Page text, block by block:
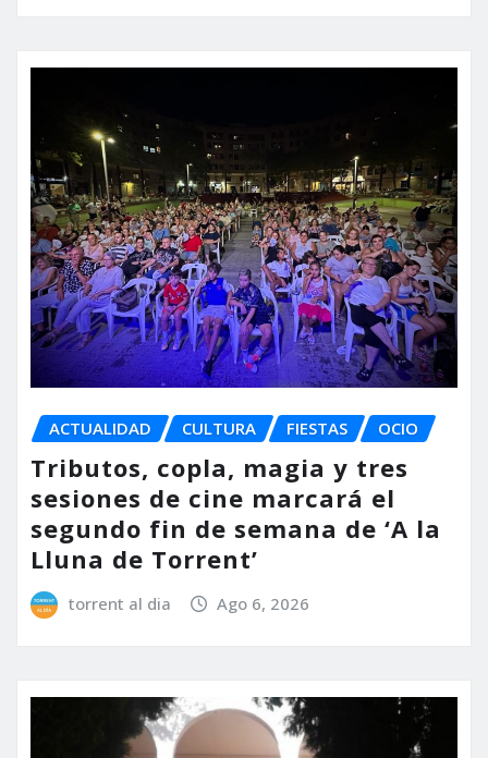
ACTUALIDAD CULTURA FIESTAS OCIO
Tributos, copla, magia y tres
sesiones de cine marcará el
segundo fin de semana de ‘A la
Lluna de Torrent’
torrent al dia Ago 6, 2026